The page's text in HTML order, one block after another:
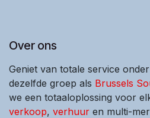
Over ons
Geniet van totale service
dezelfde groep als Brussels
we een totaaloplossing voor
verkoop, verhuur en multi-